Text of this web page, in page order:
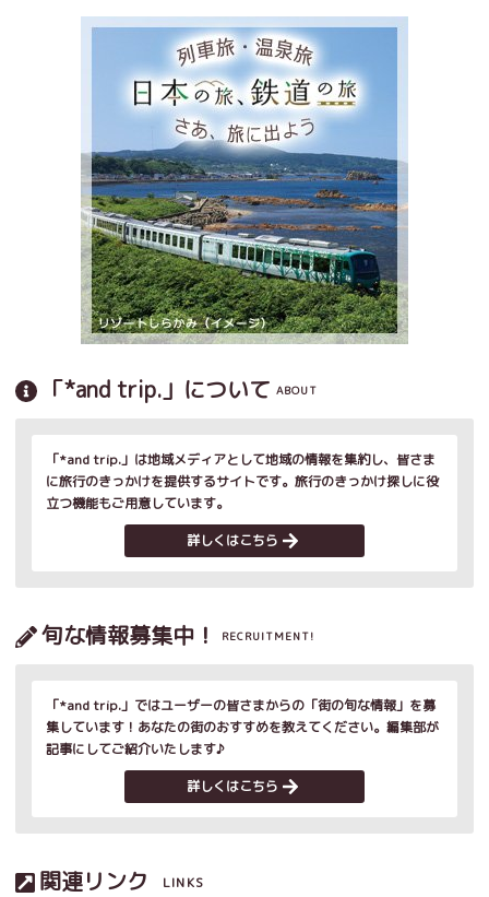
「*and trip.」について ABOUT
「*and trip.」は地域メディアとして地域の情報を集約し、皆さま
に旅行のきっかけを提供するサイトです。旅行のきっかけ探しに役
立つ機能もご用意しています。
詳しくはこちら
旬な情報募集中！ RECRUITMENT!
「*and trip.」ではユーザーの皆さまからの「街の旬な情報」を募
集しています！あなたの街のおすすめを教えてください。編集部が
記事にしてご紹介いたします♪
詳しくはこちら
関連リンク LINKS